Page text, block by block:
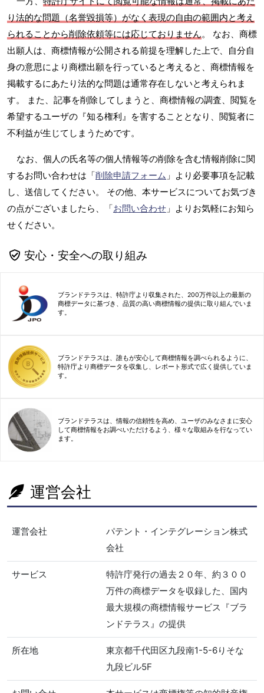
り法的な問題（名誉毀損等）がなく表現の自由の範囲内と考え
られることから削除依頼等には応じておりません。 なお、商標
出願人は、商標情報が公開される前提を理解した上で、自分自
身の意思により商標出願を行っていると考えると、商標情報を
掲載するにあたり法的な問題は通常存在しないと考えられま
す。 また、記事を削除してしまうと、商標情報の調査、閲覧を
希望するユーザの『知る権利』を害することとなり、閲覧者に
不利益が生じてしまうためです。
なお、個人の氏名等の個人情報等の削除を含む情報削除に関
するお問い合わせは「削除申請フォーム 」より必要事項を記載
し、送信してください。 その他、本サービスについてお気づき
の点がございましたら、「お問い合わせ 」よりお気軽にお知ら
せください。
安心・安全への取り組み
ブランドテラスは、特許庁より収集された、200万件以上の最新の
商標データに基づき、品質の高い商標情報の提供に取り組んでいま
す。
ブランドテラスは、誰もが安心して商標情報を調べられるように、
特許庁より商標データを収集し、レポート形式で広く提供していま
す。
ブランドテラスは、情報の信頼性を高め、ユーザのみなさまに安心
して商標情報をお調べいただけるよう、様々な取組みを行なってい
ます。
運営会社
運営会社
パテント・インテグレーション株式
会社
サービス
特許庁発行の過去２０年、約３００
万件の商標データを収録した、国内
最大規模の商標情報サービス『ブラ
ンドテラス』の提供
所在地
東京都千代田区九段南1-5-6りそな
九段ビル5F